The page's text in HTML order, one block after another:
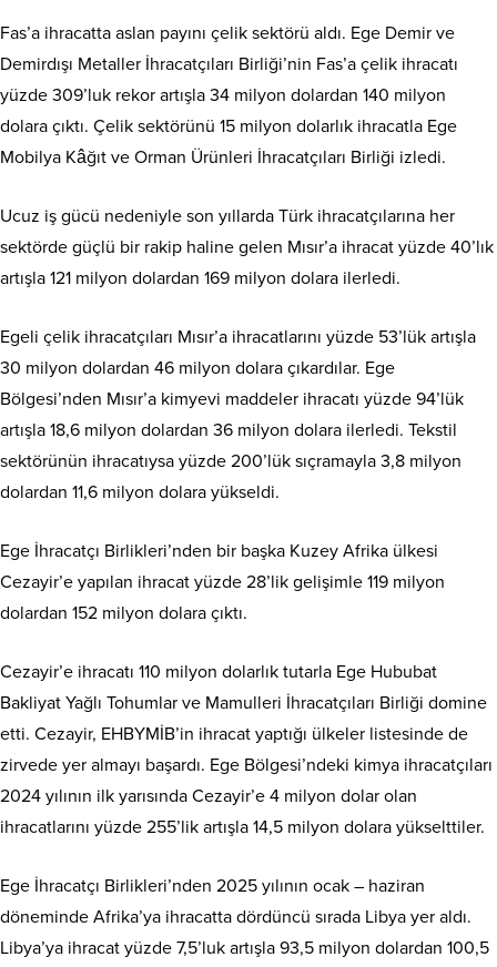
Fas’a ihracatta aslan payını çelik sektörü aldı. Ege Demir ve
Demirdışı Metaller İhracatçıları Birliği’nin Fas’a çelik ihracatı
yüzde 309’luk rekor artışla 34 milyon dolardan 140 milyon
dolara çıktı. Çelik sektörünü 15 milyon dolarlık ihracatla Ege
Mobilya Kâğıt ve Orman Ürünleri İhracatçıları Birliği izledi.
Ucuz iş gücü nedeniyle son yıllarda Türk ihracatçılarına her
sektörde güçlü bir rakip haline gelen Mısır’a ihracat yüzde 40’lık
artışla 121 milyon dolardan 169 milyon dolara ilerledi.
Egeli çelik ihracatçıları Mısır’a ihracatlarını yüzde 53’lük artışla
30 milyon dolardan 46 milyon dolara çıkardılar. Ege
Bölgesi’nden Mısır’a kimyevi maddeler ihracatı yüzde 94’lük
artışla 18,6 milyon dolardan 36 milyon dolara ilerledi. Tekstil
sektörünün ihracatıysa yüzde 200’lük sıçramayla 3,8 milyon
dolardan 11,6 milyon dolara yükseldi.
Ege İhracatçı Birlikleri’nden bir başka Kuzey Afrika ülkesi
Cezayir’e yapılan ihracat yüzde 28’lik gelişimle 119 milyon
dolardan 152 milyon dolara çıktı.
Cezayir’e ihracatı 110 milyon dolarlık tutarla Ege Hububat
Bakliyat Yağlı Tohumlar ve Mamulleri İhracatçıları Birliği domine
etti. Cezayir, EHBYMİB’in ihracat yaptığı ülkeler listesinde de
zirvede yer almayı başardı. Ege Bölgesi’ndeki kimya ihracatçıları
2024 yılının ilk yarısında Cezayir’e 4 milyon dolar olan
ihracatlarını yüzde 255’lik artışla 14,5 milyon dolara yükselttiler.
Ege İhracatçı Birlikleri’nden 2025 yılının ocak – haziran
döneminde Afrika’ya ihracatta dördüncü sırada Libya yer aldı.
Libya’ya ihracat yüzde 7,5’luk artışla 93,5 milyon dolardan 100,5